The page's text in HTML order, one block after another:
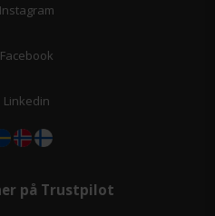
Instagram
Facebook
Linkedin
på Trustpilot